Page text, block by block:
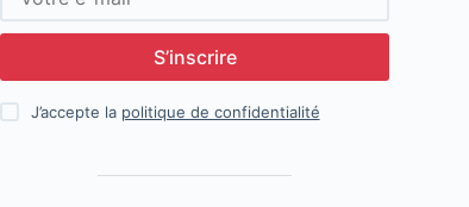
S’inscrire
J’accepte la politique de confidentialité